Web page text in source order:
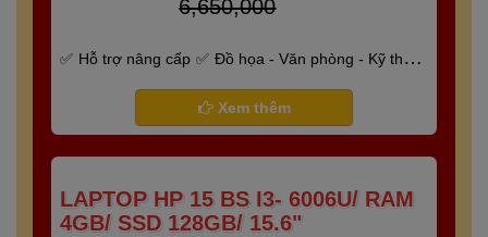
6,650,000
Hỗ trợ nâng cấp
Đồ họa - Văn phòng - Kỹ thuật
Bảo hành 6 tháng
Xem thêm
LAPTOP HP 15 BS I3- 6006U/ RAM
4GB/ SSD 128GB/ 15.6"